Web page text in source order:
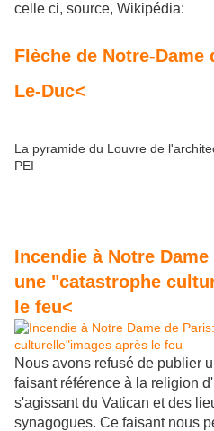
celle ci, source, Wikipédia:
Flèche de Notre-Dame
Le-Duc<
La pyramide du Louvre de
PEI
Incendie à Notre
une "catastrophe
le feu<
Nous avons refusé de publier
faisant référence à la religion
s'agissant du Vatican et des
synagogues. Ce faisant nous